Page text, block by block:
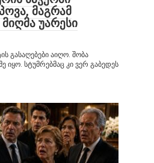
მაგრამ
უარესი
გასაღებები აიღო. შობა
იყო. სტუმრებმაც კი ვერ გაბედეს